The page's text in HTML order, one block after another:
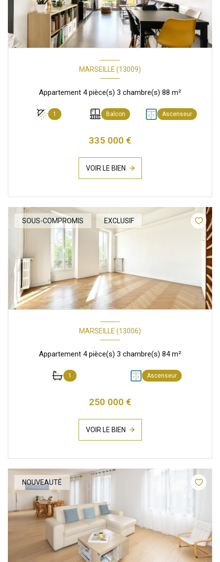
MARSEILLE (13009)
Appartement 4 pièce(s) 3 chambre(s) 88 m²
1 Balcon Ascenseur
335 000 €
VOIR LE BIEN
SOUS-COMPROMIS EXCLUSIF
MARSEILLE (13006)
Appartement 4 pièce(s) 3 chambre(s) 84 m²
1 Ascenseur
250 000 €
VOIR LE BIEN
NOUVEAUTÉ